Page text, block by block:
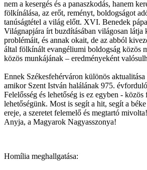
nem a kesergés és a panaszkodás, hanem
fölkínálása, az erőt, reményt, boldogságot
tanúságtétel a világ előtt. XVI. Benedek
Világnapjára írt buzdításában világosan látja
problémáit, és annak okait, de az abból
által fölkínált evangéliumi boldogság közös
közös munkájának – eredményeként
Ennek Székesfehérváron különös aktualitása
amikor Szent István halálának 975.
Felelősség és lehetőség is ez egyben -
lehetőségünk. Most is segít a hit, segít a
ereje, a szeretet felemelő és megtartó
Anyja, a Magyarok Nagyasszonya!
Homília meghallgatása: